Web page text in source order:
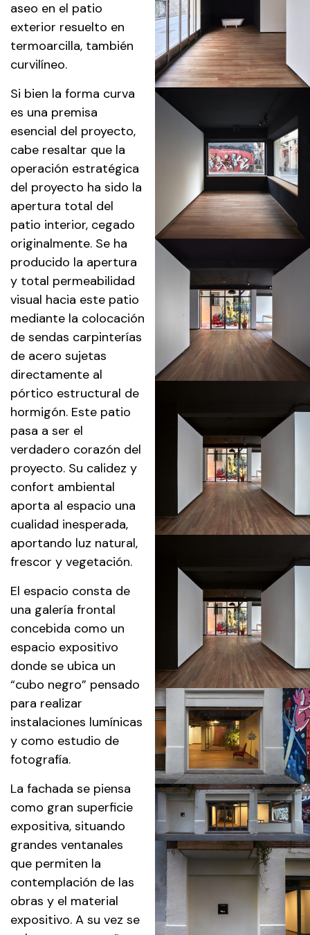
aseo en el patio
exterior resuelto en
termoarcilla, también
curvilíneo.
Si bien la forma curva
es una premisa
esencial del proyecto,
cabe resaltar que la
operación estratégica
del proyecto ha sido la
apertura total del
patio interior, cegado
originalmente. Se ha
producido la apertura
y total permeabilidad
visual hacia este patio
mediante la colocación
de sendas carpinterías
de acero sujetas
directamente al
pórtico estructural de
hormigón. Este patio
pasa a ser el
verdadero corazón del
proyecto. Su calidez y
confort ambiental
aporta al espacio una
cualidad inesperada,
aportando luz natural,
frescor y vegetación.
El espacio consta de
una galería frontal
concebida como un
espacio expositivo
donde se ubica un
“cubo negro” pensado
para realizar
instalaciones lumínicas
y como estudio de
fotografía.
La fachada se piensa
como gran superficie
expositiva, situando
grandes ventanales
que permiten la
contemplación de las
obras y el material
expositivo. A su vez se